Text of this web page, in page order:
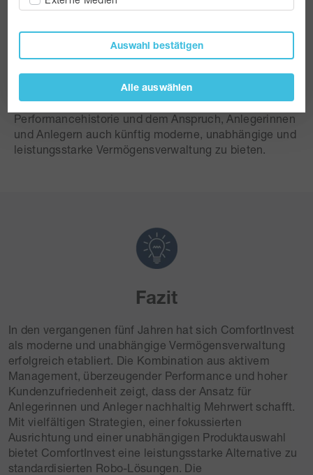
Einführung einer ComfortInvest Web-App
neues, leistungsstarkes Vermittlerportal
ComfortInvest bleibt auf Wachstumskurs – mit einer
klaren Investment-DNA, einer überzeugenden
Performancehistorie und dem Anspruch, Anlegerinnen
und Anlegern auch künftig moderne, unabhängige und
leistungsstarke Vermögensverwaltung zu bieten.
Fazit
In den vergangenen fünf Jahren hat sich ComfortInvest
als moderne und unabhängige Vermögensverwaltung
erfolgreich etabliert. Die Kombination aus aktivem
Management, überzeugender Performance und hoher
Kundenzufriedenheit zeigt, dass der Ansatz für
Anlegerinnen und Anleger nachhaltig Mehrwert schafft.
Mit vielfältigen Strategien, einer fokussierten
Ausrichtung und einer unabhängigen Produktauswahl
bietet ComfortInvest eine leistungsstarke Alternative zu
standardisierten Robo-Lösungen. Die
Auswahl bestätigen
Alle auswählen